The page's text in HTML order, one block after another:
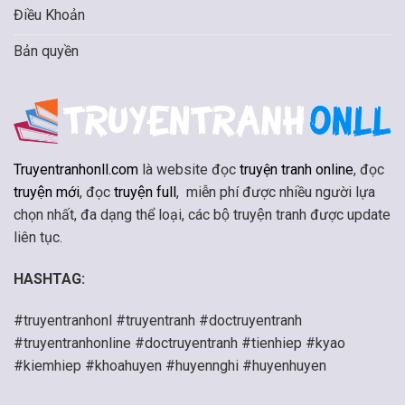
Điều Khoản
Bản quyền
Truyentranhonll.com là website đọc truyện tranh online, đọc
truyện mới, đọc truyện full , miễn phí được nhiều người lựa
chọn nhất, đa dạng thể loại, các bộ truyện tranh được update
liên tục.
HASHTAG:
#truyentranhonl #truyentranh #doctruyentranh
#truyentranhonline #doctruyentranh #tienhiep #kyao
#kiemhiep #khoahuyen #huyennghi #huyenhuyen